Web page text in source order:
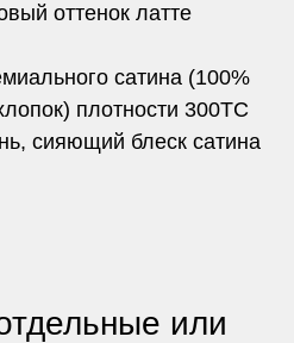
оттенок латте
сатина (100%
плотности 300TC
сияющий блеск сатина
или